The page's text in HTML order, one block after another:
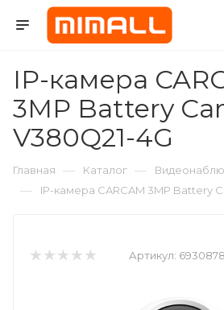
IP-камера
3MP Battery
V380Q21-4G
Главная — Каталог —
— IP-камера CARCAM 3MP Battery
Артикул: